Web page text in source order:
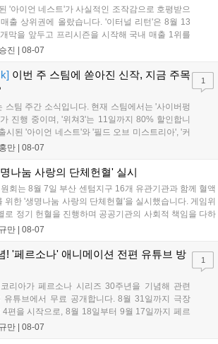
'아이언 네스트'가 사실적인 조작감으로 호평받으
출 상위권에 올랐습니다. '이터널 리턴'은 8월 13
막을 앞두고 프리시즌을 시작해 국내 매출 1위를
25주년을 맞은 '고스트 리콘' 시리즈는 8월 6일 쇼
이팅 소울즈'와 레트로 수리 시뮬레이션 '리스토
식 출시되었습니다....
진 08-07
이번 주 스팀에 쏟아진 신작, 지금 주목
스팀 주간 소식입니다. 현재 스팀에서는 '사이버펑
진행 중이며, '위쳐3'는 11일까지 80% 할인합니
시된 '아이언 네스트'와 '필드 오브 미스트리아', '커
평받고 있습니다. 한편, 7일 출시된 '마블 투혼'은
의 '고스트리콘: 와일드랜드'는 7년 만의 대규모 업
라이츠'와 함께 95% 할인 중입니다....
만 08-07
1
나눔 사랑의 단체헌혈' 실시
회는 8월 7일 부산 센텀지구 16개 유관기관과 함께 혈액
위한 '생명나눔 사랑의 단체헌혈'을 실시했습니다. 게임위
로 정기 헌혈을 진행하며 공공기관의 사회적 책임을 다하
행사에는 영화진흥위원회 등 14개 기관 임직원이 동참
참여한 모든 임직원에게 감사의 뜻을 전하며 헌혈 문화
니다....
만 08-07
! '페르소나' 애니메이션 전편 유튜브 방
리아가 페르소나 시리즈 30주년을 기념해 관련
유튜브에서 무료 공개합니다. 8월 31일까지 극장
4편을 시작으로, 8월 18일부터 9월 17일까지 페르
12화, 9월 15일부터 10월 14일까지 페르소나5 시
만 08-07
1